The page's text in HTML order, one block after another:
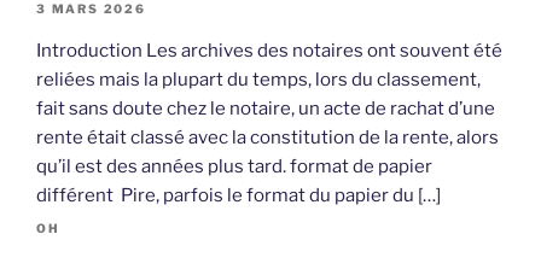
3 MARS 2026
Introduction Les archives des notaires ont souvent été
reliées mais la plupart du temps, lors du classement,
fait sans doute chez le notaire, un acte de rachat d’une
rente était classé avec la constitution de la rente, alors
qu’il est des années plus tard. format de papier
différent Pire, parfois le format du papier du […]
OH